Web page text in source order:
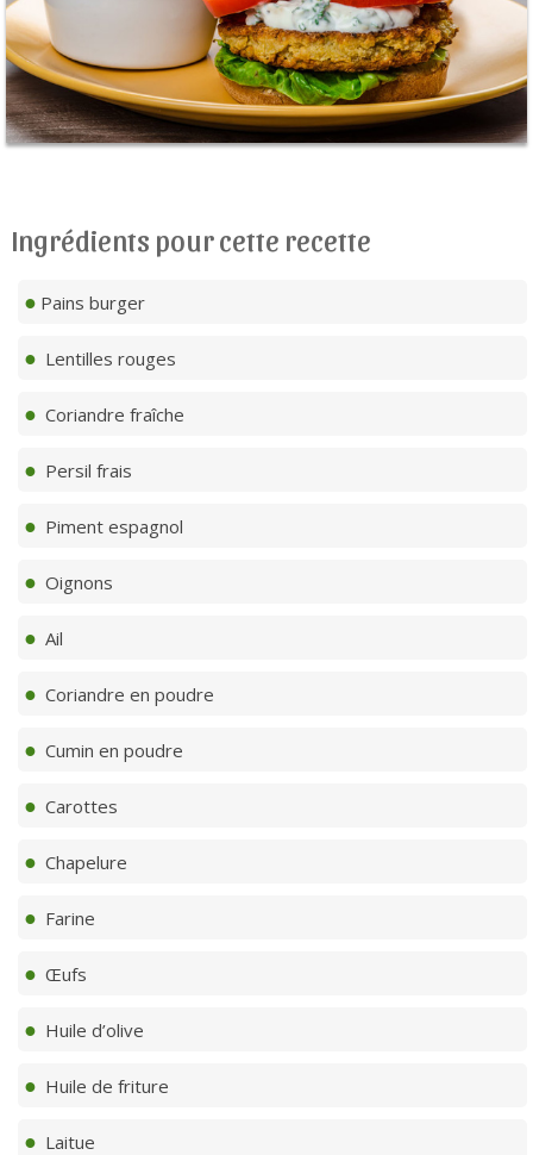
Ingrédients pour cette recette
Pains burger
Lentilles rouges
Coriandre fraîche
Persil frais
Piment espagnol
Oignons
Ail
Coriandre en poudre
Cumin en poudre
Carottes
Chapelure
Farine
Œufs
Huile d’olive
Huile de friture
Laitue